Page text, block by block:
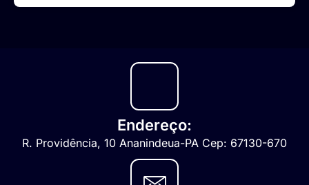
Endereço:
R. Providência, 10 Ananindeua-PA Cep: 67130-670